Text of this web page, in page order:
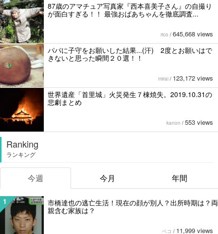
87歳のアマチュア写真家『西本喜美子さん』の自撮り
が面白すぎる！！ 最強おばあちゃんを徹底調査...
rico / 645,668 views
パパに子守をお願いした結果...(汗) 2度とお願いはで
きないと思った瞬間２０選！！
mirai / 123,172 views
世界遺産「首里城」火災発生７棟焼失。2019.10.31の
悲劇まとめ
kanon / 553 views
Ranking
ランキング
今週 今月 年間
1
市橋達也の逃亡生活！現在の顔が別人？出所時期は？両
親含む家族は？
ペコ / 11,999 views